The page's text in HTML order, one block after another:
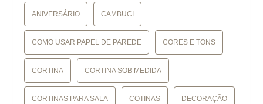
ANIVERSÁRIO CAMBUCI
COMO USAR PAPEL DE PAREDE CORES E TONS
CORTINA CORTINA SOB MEDIDA
CORTINAS PARA SALA COTINAS DECORAÇÃO